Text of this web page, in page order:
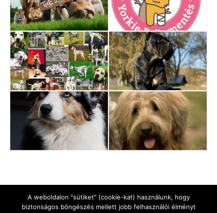
A weboldalon "sütiket" (cookie-kat) használunk, hogy
biztonságos böngészés mellett jobb felhasználói élményt